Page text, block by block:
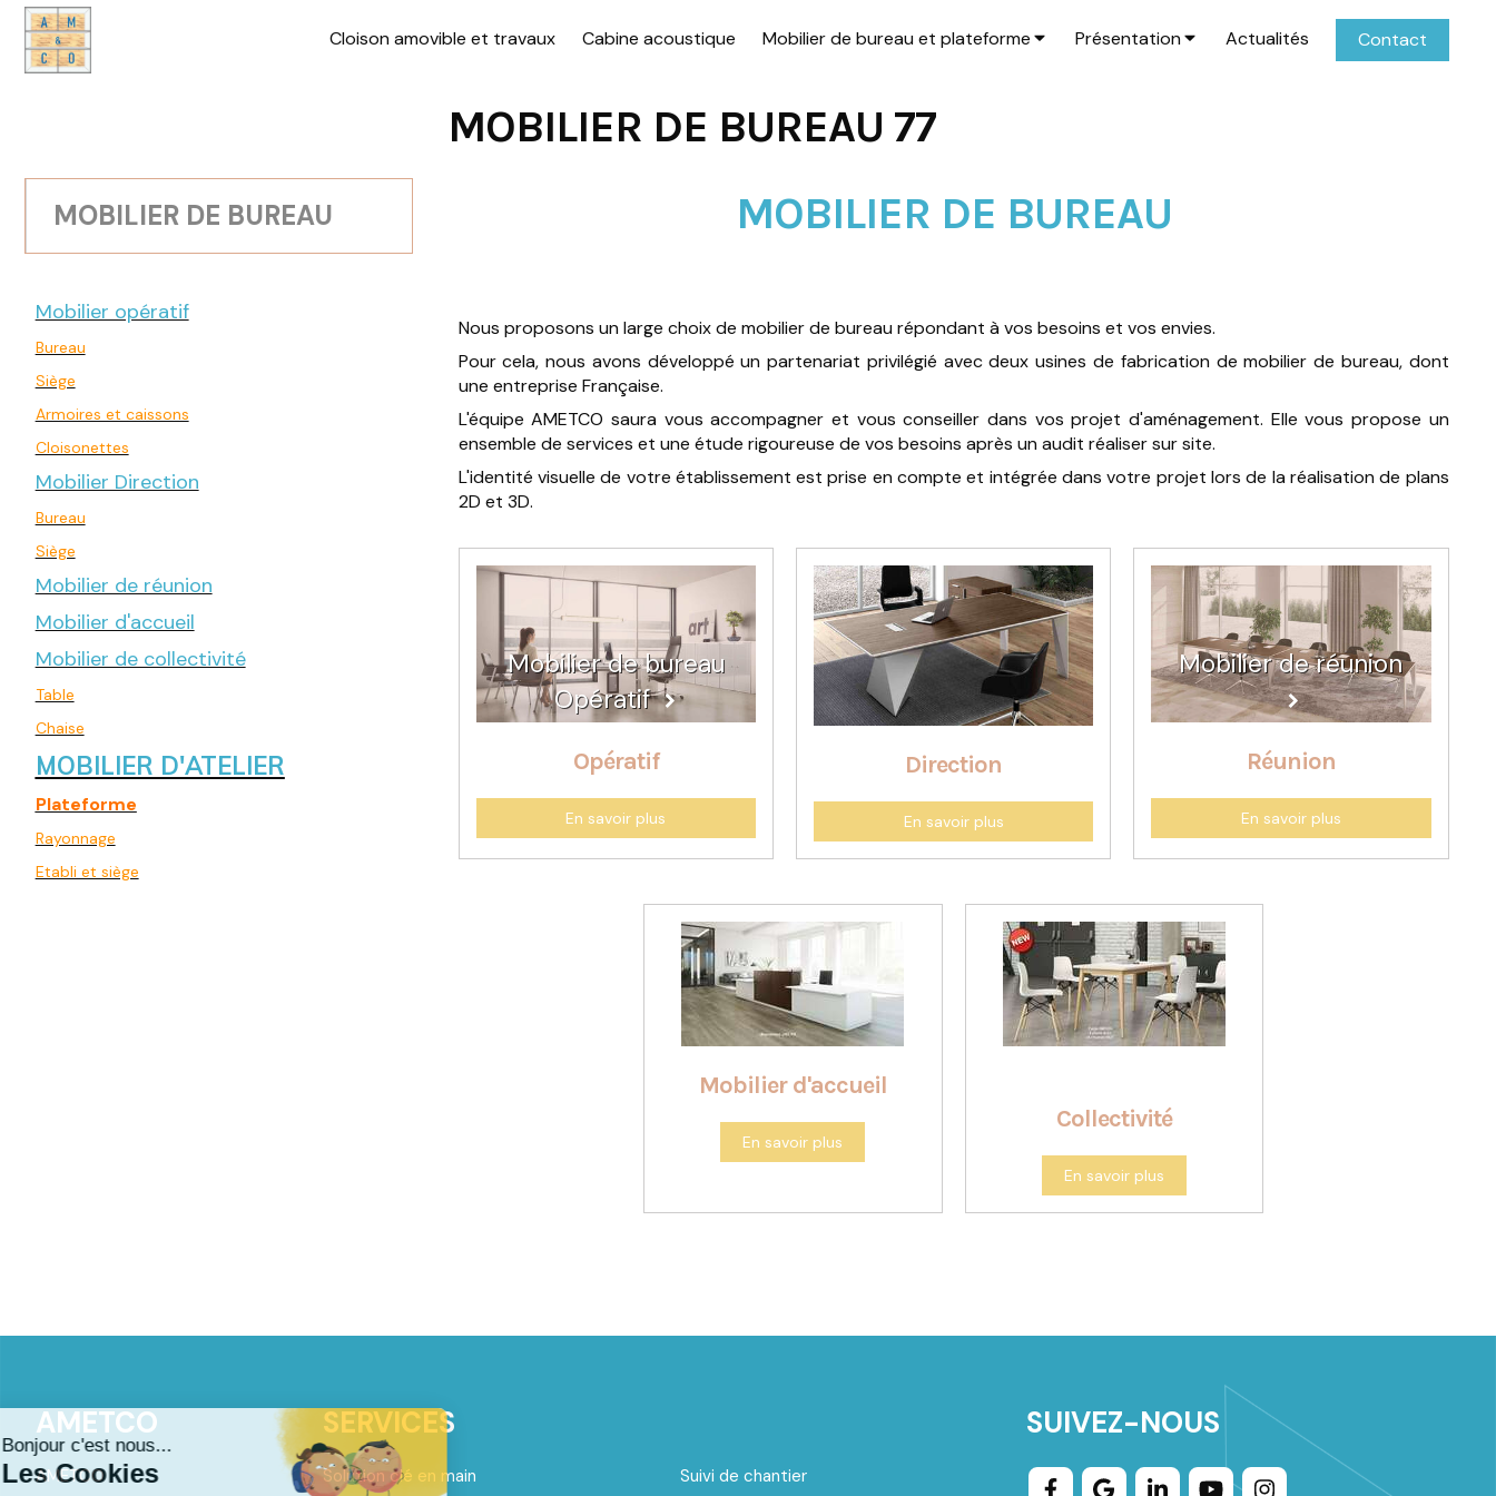
Cloison amovible et travaux Cabine acoustique Mobilier de bureau et plateforme Présentation Actualités Contact
MOBILIER DE BUREAU 77
MOBILIER DE BUREAU
Nous proposons un large choix de mobilier de bureau répondant à vos besoins et vos envies.
Pour cela, nous avons développé un partenariat privilégié avec deux usines de fabrication de mobilier de bureau, dont
une entreprise Française.
L'équipe AMETCO saura vous accompagner et vous conseiller dans vos projet d'aménagement. Elle vous propose un
ensemble de services et une étude rigoureuse de vos besoins après un audit réaliser sur site.
L'identité visuelle de votre établissement est prise en compte et intégrée dans votre projet lors de la réalisation de plans
2D et 3D.
Mobilier de bureau
Opératif
Opératif
En savoir plus
Direction
En savoir plus
Mobilier de réunion
Réunion
En savoir plus
Mobilier d'accueil
En savoir plus
Collectivité
En savoir plus
MOBILIER DE BUREAU
Mobilier opératif
Bureau
Siège
Armoires et caissons
Cloisonettes
Mobilier Direction
Bureau
Siège
Mobilier de réunion
Mobilier d'accueil
Mobilier de collectivité
Table
Chaise
MOBILIER D'ATELIER
Plateforme
Rayonnage
Etabli et siège
AMETCO
AMETCO
SERVICES
Solution clé en main Suivi de chantier
SUIVEZ-NOUS